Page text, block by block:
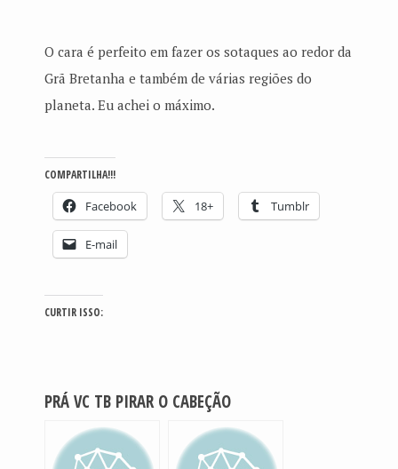
O cara é perfeito em fazer os sotaques ao redor da
Grã Bretanha e também de várias regiões do
planeta. Eu achei o máximo.
COMPARTILHA!!!
Facebook 18+ Tumblr
E-mail
CURTIR ISSO:
PRÁ VC TB PIRAR O CABEÇÃO